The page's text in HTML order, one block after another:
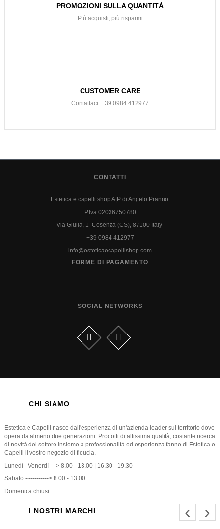
PROMOZIONI SULLA QUANTITÀ
Più acquisti, più risparmi
CUSTOMER CARE
Contattaci: +39 0984 412977
CONTATTI
Estetica e capelli shop A|P di Angelo Pranno
P.Iva 02036750780
Via Giulia, 1 Cosenza (CS), 87100 Italy
+39 0984 412977
info@esteticaecapellishop.com
FORME DI PAGAMENTO
SOCIAL NETWORKS
CHI SIAMO
Estetica e Capelli nasce dall'esperienza di un'azienda leader sul territorio dove
opera da almeno due generazioni. Prodotti di altissima qualità, costante ricerca
di novità del settore insieme a professionalità ed esperienza fanno di Estetica e
Capelli il vostro negozio di fiducia.
Lunedì - Venerdì ---> 8.00 - 13.00 | 16.30 - 19.30
Sabato ------------> 8.00 - 13.00
Domenica chiusi
I NOSTRI MARCHI ‹ ›